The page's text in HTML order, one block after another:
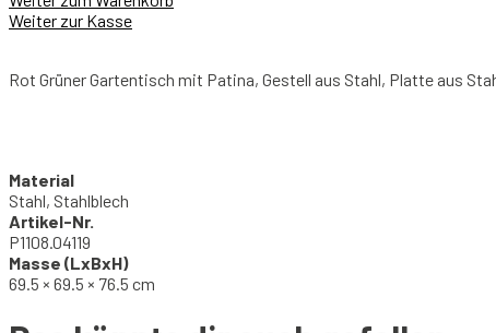
Weiter zur Kasse
Rot Grüner Gartentisch mit Patina, Gestell aus Stahl, Platte aus
Material
Stahl, Stahlblech
Artikel-Nr.
P1108.04119
Masse (LxBxH)
69.5 × 69.5 × 76.5 cm